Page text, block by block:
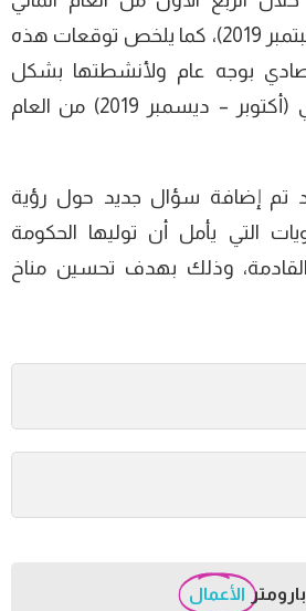
2020/2019 (يوليو – سبتمبر 2019)، كما يلخص توقعات هذه
بوجه عام ولأنشطتها بشكل
خاص خلال الربع الثاني (أكتوبر – ديسمبر 2019) من العام
تم إضافة سؤال جديد حول رؤية
التي يأمل أن توليها الحكومة
القادمة، وذلك بهدف تحسين مناخ
بارومتر الأعمال